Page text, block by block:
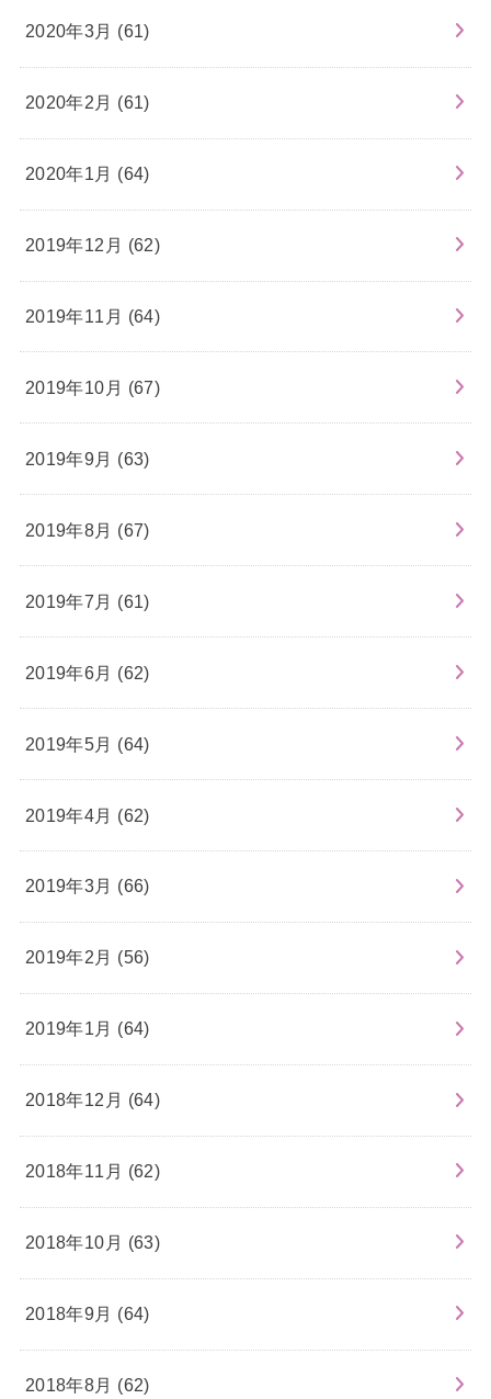
2020年3月 (61)
2020年2月 (61)
2020年1月 (64)
2019年12月 (62)
2019年11月 (64)
2019年10月 (67)
2019年9月 (63)
2019年8月 (67)
2019年7月 (61)
2019年6月 (62)
2019年5月 (64)
2019年4月 (62)
2019年3月 (66)
2019年2月 (56)
2019年1月 (64)
2018年12月 (64)
2018年11月 (62)
2018年10月 (63)
2018年9月 (64)
2018年8月 (62)